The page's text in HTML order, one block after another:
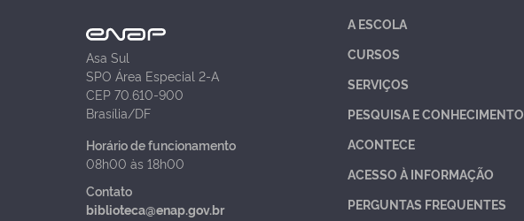
Asa Sul
SPO Área Especial 2-A
CEP 70.610-900
Brasília/DF
Horário de funcionamento
08h00 às 18h00
Contato
biblioteca@enap.gov.br
A ESCOLA
CURSOS
SERVIÇOS
PESQUISA E CONHECIMENTO
ACONTECE
ACESSO À INFORMAÇÃO
PERGUNTAS FREQUENTES